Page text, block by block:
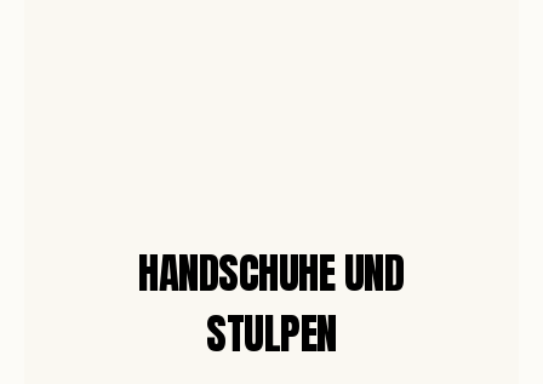
HANDSCHUHE UND
STULPEN